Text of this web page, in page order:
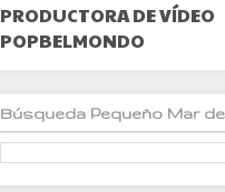
PRODUCTORA DE VÍDEO
POPBELMONDO
Búsqueda Pequeño Mar